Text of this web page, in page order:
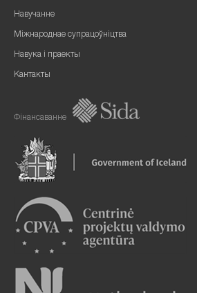
Навучанне
Міжнароднае супрацоўніцтва
Навука і праекты
Кантакты
Фінансаванне